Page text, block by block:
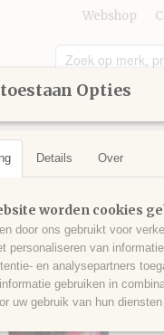
Webshop
Opties
Details Over
worden cookies
door ons gebruikt voor
personaliseren van
en analysepartners
gebruiken in
uw gebruik van hun